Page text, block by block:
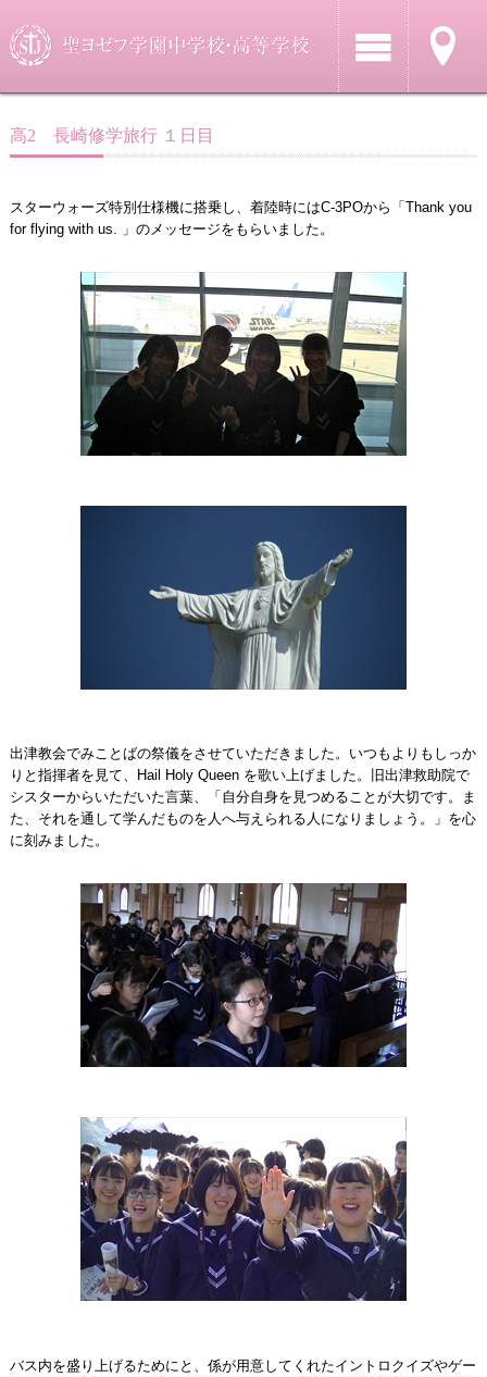
高2 長崎修学旅行 １日目
スターウォーズ特別仕様機に搭乗し、着陸時にはC-3POから「Thank you
for flying with us. 」のメッセージをもらいました。
出津教会でみことばの祭儀をさせていただきました。いつもよりもしっか
りと指揮者を見て、Hail Holy Queen を歌い上げました。旧出津救助院で
シスターからいただいた言葉、「自分自身を見つめることが大切です。ま
た、それを通して学んだものを人へ与えられる人になりましょう。」を心
に刻みました。
バス内を盛り上げるためにと、係が用意してくれたイントロクイズやゲー